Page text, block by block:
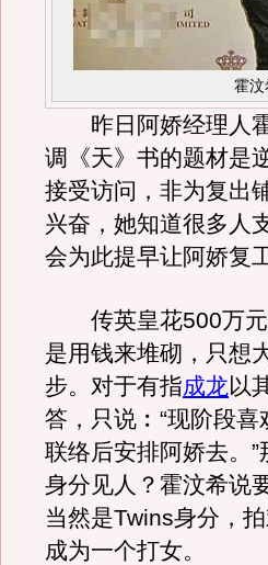
霍汶
昨日阿娇经理人霍
调《天》书的题材是
接受访问，非为复出
兴奋，她知道很多人
会为此提早让阿娇复
传英皇花500万元
是用钱来堆砌，只想
步。对于有指成龙以
答，只说︰“现阶段
联络后安排阿娇去。
身分见人？霍汶希说
当然是Twins身分，
成为一个打女。